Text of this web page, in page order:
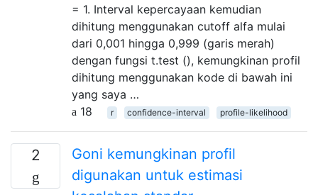
= 1. Interval kepercayaan kemudian
dihitung menggunakan cutoff alfa mulai
dari 0,001 hingga 0,999 (garis merah)
dengan fungsi t.test (), kemungkinan profil
dihitung menggunakan kode di bawah ini
yang saya …
18
r confidence-interval profile-likelihood
2
Goni kemungkinan profil
digunakan untuk estimasi